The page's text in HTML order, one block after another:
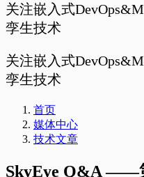
关注嵌入式
孪生技术
关注嵌入式
孪生技术
首页
媒体中心
技术文章
SkyEye Q&A ——